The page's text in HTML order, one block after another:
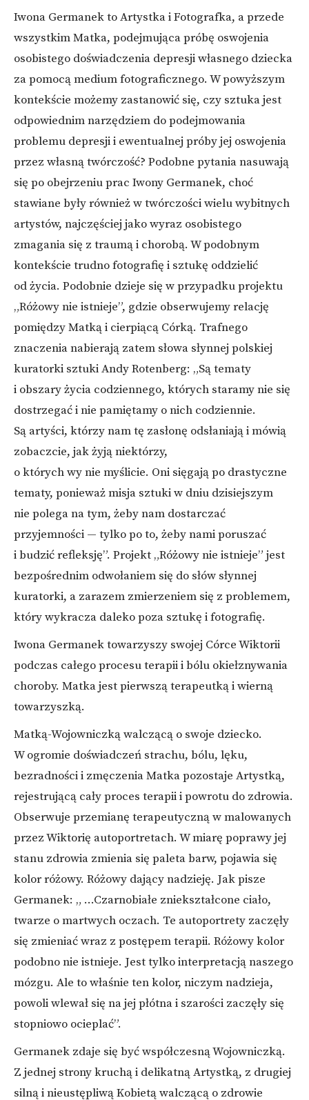
Iwona Germanek to Artystka i Fotografka, a przede
wszystkim Matka, podejmująca próbę oswojenia
osobistego doświadczenia depresji własnego dziecka
za pomocą medium fotograficznego. W powyższym
kontekście możemy zastanowić się, czy sztuka jest
odpowiednim narzędziem do podejmowania
problemu depresji i ewentualnej próby jej oswojenia
przez własną twórczość? Podobne pytania nasuwają
się po obejrzeniu prac Iwony Germanek, choć
stawiane były również w twórczości wielu wybitnych
artystów, najczęściej jako wyraz osobistego
zmagania się z traumą i chorobą. W podobnym
kontekście trudno fotografię i sztukę oddzielić
od życia. Podobnie dzieje się w przypadku projektu
„Różowy nie istnieje”, gdzie obserwujemy relację
pomiędzy Matką i cierpiącą Córką. Trafnego
znaczenia nabierają zatem słowa słynnej polskiej
kuratorki sztuki Andy Rotenberg: „Są tematy
i obszary życia codziennego, których staramy nie się
dostrzegać i nie pamiętamy o nich codziennie.
Są artyści, którzy nam tę zasłonę odsłaniają i mówią
zobaczcie, jak żyją niektórzy,
o których wy nie myślicie. Oni sięgają po drastyczne
tematy, ponieważ misja sztuki w dniu dzisiejszym
nie polega na tym, żeby nam dostarczać
przyjemności — tylko po to, żeby nami poruszać
i budzić refleksję”. Projekt „Różowy nie istnieje” jest
bezpośrednim odwołaniem się do słów słynnej
kuratorki, a zarazem zmierzeniem się z problemem,
który wykracza daleko poza sztukę i fotografię.
Iwona Germanek towarzyszy swojej Córce Wiktorii
podczas całego procesu terapii i bólu okiełznywania
choroby. Matka jest pierwszą terapeutką i wierną
towarzyszką.
Matką-Wojowniczką walczącą o swoje dziecko.
W ogromie doświadczeń strachu, bólu, lęku,
bezradności i zmęczenia Matka pozostaje Artystką,
rejestrującą cały proces terapii i powrotu do zdrowia.
Obserwuje przemianę terapeutyczną w malowanych
przez Wiktorię autoportretach. W miarę poprawy jej
stanu zdrowia zmienia się paleta barw, pojawia się
kolor różowy. Różowy dający nadzieję. Jak pisze
Germanek: „ …Czarnobiałe zniekształcone ciało,
twarze o martwych oczach. Te autoportrety zaczęły
się zmieniać wraz z postępem terapii. Różowy kolor
podobno nie istnieje. Jest tylko interpretacją naszego
mózgu. Ale to właśnie ten kolor, niczym nadzieja,
powoli wlewał się na jej płótna i szarości zaczęły się
stopniowo ocieplać”.
Germanek zdaje się być współczesną Wojowniczką.
Z jednej strony kruchą i delikatną Artystką, z drugiej
silną i nieustępliwą Kobietą walczącą o zdrowie